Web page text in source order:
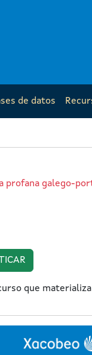
de datos
profana galego-
que